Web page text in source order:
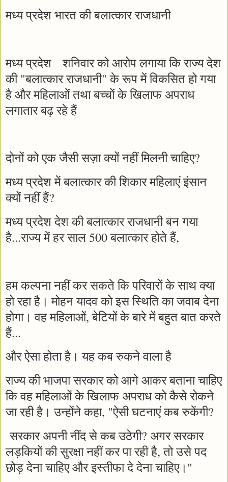
मध्य प्रदेश भारत की बलात्कार राजधानी
मध्य प्रदेश शनिवार को आरोप लगाया कि राज्य देश
की "बलात्कार राजधानी" के रूप में विकसित हो गया
है और महिलाओं तथा बच्चों के खिलाफ अपराध
लगातार बढ़ रहे हैं
दोनों को एक जैसी सज़ा क्यों नहीं मिलनी चाहिए?
मध्य प्रदेश में बलात्कार की शिकार महिलाएं इंसान
क्यों नहीं हैं?
मध्य प्रदेश देश की बलात्कार राजधानी बन गया
है...राज्य में हर साल 500 बलात्कार होते हैं,
हम कल्पना नहीं कर सकते कि परिवारों के साथ क्या
हो रहा है। मोहन यादव को इस स्थिति का जवाब देना
होगा। वह महिलाओं, बेटियों के बारे में बहुत बात करते
हैं...
और ऐसा होता है। यह कब रुकने वाला है
राज्य की भाजपा सरकार को आगे आकर बताना चाहिए
कि वह महिलाओं के खिलाफ अपराध को कैसे रोकने
जा रही है। उन्होंने कहा, "ऐसी घटनाएं कब रुकेंगी?
सरकार अपनी नींद से कब उठेगी? अगर सरकार
लड़कियों की सुरक्षा नहीं कर पा रही है, तो उसे पद
छोड़ देना चाहिए और इस्तीफा दे देना चाहिए।"